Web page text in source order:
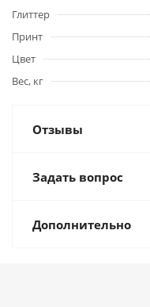
Глиттер
Принт
Цвет
Вес, кг
Отзывы
Задать вопрос
Дополнительно